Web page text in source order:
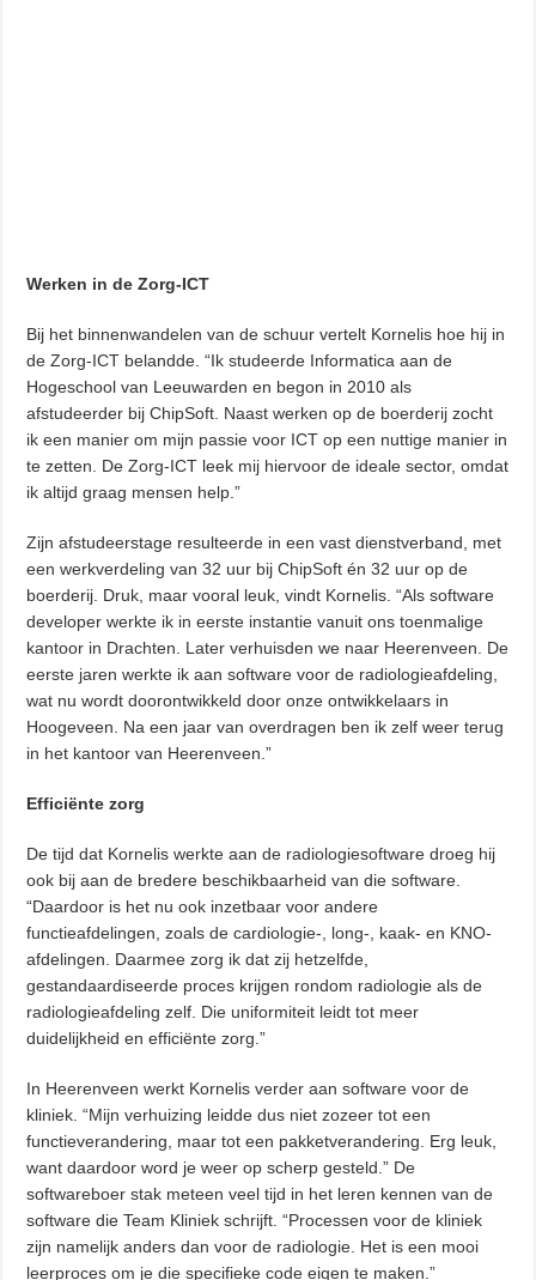
Werken in de Zorg-ICT
Bij het binnenwandelen van de schuur vertelt Kornelis hoe hij in
de Zorg-ICT belandde. “Ik studeerde Informatica aan de
Hogeschool van Leeuwarden en begon in 2010 als
afstudeerder bij ChipSoft. Naast werken op de boerderij zocht
ik een manier om mijn passie voor ICT op een nuttige manier in
te zetten. De Zorg-ICT leek mij hiervoor de ideale sector, omdat
ik altijd graag mensen help.”
Zijn afstudeerstage resulteerde in een vast dienstverband, met
een werkverdeling van 32 uur bij ChipSoft én 32 uur op de
boerderij. Druk, maar vooral leuk, vindt Kornelis. “Als software
developer werkte ik in eerste instantie vanuit ons toenmalige
kantoor in Drachten. Later verhuisden we naar Heerenveen. De
eerste jaren werkte ik aan software voor de radiologieafdeling,
wat nu wordt doorontwikkeld door onze ontwikkelaars in
Hoogeveen. Na een jaar van overdragen ben ik zelf weer terug
in het kantoor van Heerenveen.”
Efficiënte zorg
De tijd dat Kornelis werkte aan de radiologiesoftware droeg hij
ook bij aan de bredere beschikbaarheid van die software.
“Daardoor is het nu ook inzetbaar voor andere
functieafdelingen, zoals de cardiologie-, long-, kaak- en KNO-
afdelingen. Daarmee zorg ik dat zij hetzelfde,
gestandaardiseerde proces krijgen rondom radiologie als de
radiologieafdeling zelf. Die uniformiteit leidt tot meer
duidelijkheid en efficiënte zorg.”
In Heerenveen werkt Kornelis verder aan software voor de
kliniek. “Mijn verhuizing leidde dus niet zozeer tot een
functieverandering, maar tot een pakketverandering. Erg leuk,
want daardoor word je weer op scherp gesteld.” De
softwareboer stak meteen veel tijd in het leren kennen van de
software die Team Kliniek schrijft. “Processen voor de kliniek
zijn namelijk anders dan voor de radiologie. Het is een mooi
leerproces om je die specifieke code eigen te maken.”